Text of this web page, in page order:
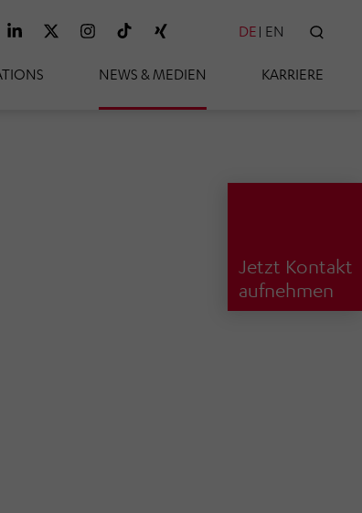
NEWS & MEDIEN KARRIERE
DE EN
Jetzt Kontakt
aufnehmen